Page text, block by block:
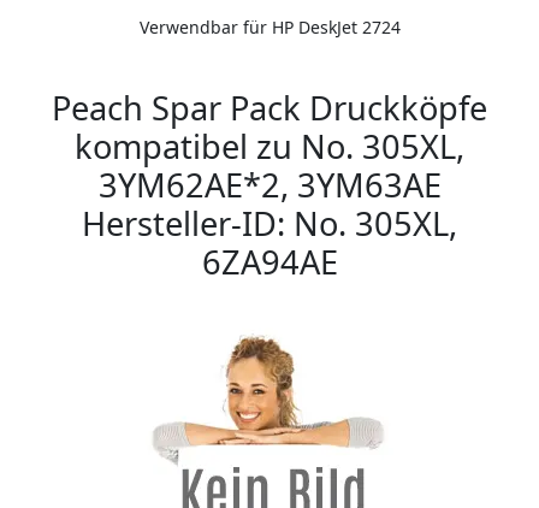
Verwendbar für HP DeskJet 2724
Peach Spar Pack Druckköpfe
kompatibel zu No. 305XL,
3YM62AE*2, 3YM63AE
Hersteller-ID: No. 305XL,
6ZA94AE